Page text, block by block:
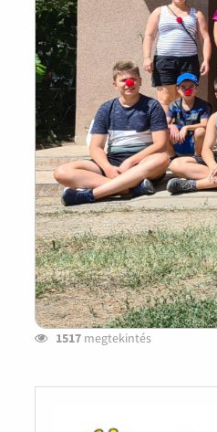
1517 megtekintés